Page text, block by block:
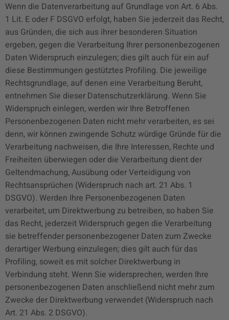
Wenn die Datenverarbeitung auf Grundlage von Art. 6 Abs.
1 Lit. E oder F DSGVO erfolgt, haben Sie jederzeit das Recht,
aus Gründen, die sich aus ihrer besonderen Situation
ergeben, gegen die Verarbeitung Ihrer personenbezogenen
Daten Widerspruch einzulegen; dies gilt auch für ein auf
diese Bestimmungen gestütztes Profiling. Die jeweilige
Rechtsgrundlage, auf denen eine Verarbeitung Beruht,
entnehmen Sie dieser Datenschutzerklärung. Wenn Sie
Widerspruch einlegen, werden wir Ihre Betroffenen
Personenbezogenen Daten nicht mehr verarbeiten, es sei
denn, wir können zwingende Schutz würdige Gründe für die
Verarbeitung nachweisen, die Ihre Interessen, Rechte und
Freiheiten überwiegen oder die Verarbeitung dient der
Geltendmachung, Ausübung oder Verteidigung von
Rechtsansprüchen (Widerspruch nach art. 21 Abs. 1
DSGVO). Werden Ihre Personenbezogenen Daten
verarbeitet, um Direktwerbung zu betreiben, so haben Sie
das Recht, jederzeit Widerspruch gegen die Verarbeitung
sie betreffender personenbezogener Daten zum Zwecke
derartiger Werbung einzulegen; dies gilt auch für das
Profiling, soweit es mit solcher Direktwerbung in
Verbindung steht. Wenn Sie widersprechen, werden Ihre
personenbezogenen Daten anschließend nicht mehr zum
Zwecke der Direktwerbung verwendet (Widerspruch nach
Art. 21 Abs. 2 DSGVO).